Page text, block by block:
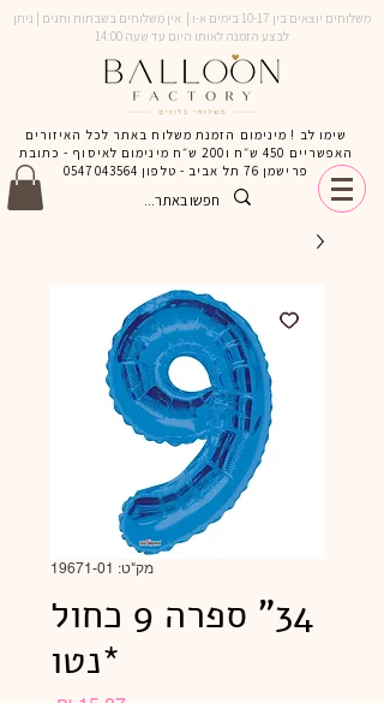
משלוחים יוצאים בין 10-17 בימים א-ו | אין משלוחים בשבתות וחגים | ניתן
לבצע הזמנה לאותו היום עד שעה 14:00
שימו לב ! מינימום הזמנת משלוח באתר לכל האיזורים
האפשריים 450 ש״ח ו200 ש״ח מינימום לאיסוף - כתובת
פרישמן 76 תל אביב - טלפון
0547043564
מק"ט: 19671-01
34" ספרה 9 כחול
*נטו